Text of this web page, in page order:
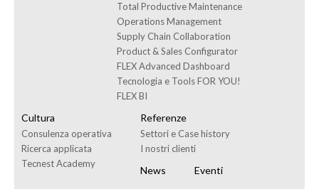
Total Productive Maintenance
Operations Management
Supply Chain Collaboration
Product & Sales Configurator
FLEX Advanced Dashboard
Tecnologia e Tools FOR YOU!
FLEX BI
Cultura
Consulenza operativa
Ricerca applicata
Tecnest Academy
Referenze
Settori e Case history
I nostri clienti
News
Eventi